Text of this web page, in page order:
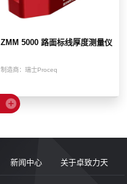
ZMM 5000 路面标线厚度测量仪
制造商： 瑞士Proceq
新闻中心 关于卓致力天